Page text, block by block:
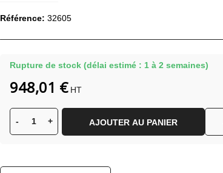
Référence: 32605
Rupture de stock (délai estimé : 1 à 2 semaines)
- + AJOUTER AU PANIER
948,01 € HT